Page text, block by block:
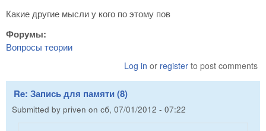
Какие другие мысли у кого по этому пов
Форумы:
Вопросы теории
Log in or register to post comments
Re: Запись для памяти (8)
Submitted by priven on сб, 07/01/2012 - 07:22